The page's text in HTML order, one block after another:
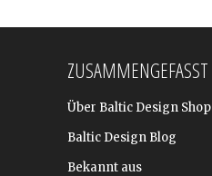
ZUSAMMENGEFASST
Über Baltic Design Shop
Baltic Design Blog
Bekannt aus